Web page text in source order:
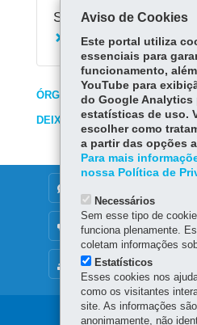
Serviços Relacionados:
Consultar boletim
ÓRGÃO RESPONSÁVEL
DEIXE SUA OPINIÃO
MAPA DO SITE
OUVIDORIA
Aviso de Cookies
Este portal utiliza
essenciais para
funcionamento,
YouTube para
do Google Analytics
estatísticas de uso.
escolher como
a partir das opções
Para mais
nossa Política de
Necessários
Sem esse tipo de
funciona plenamente.
coletam informações
Estatísticos
Esses cookies nos
como os visitantes
site. As informações
anonimamente, não